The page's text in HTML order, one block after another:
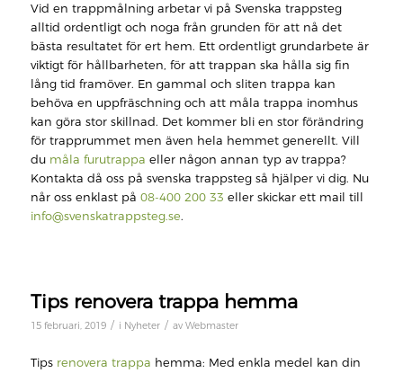
Vid en trappmålning arbetar vi på Svenska trappsteg
alltid ordentligt och noga från grunden för att nå det
bästa resultatet för ert hem. Ett ordentligt grundarbete är
viktigt för hållbarheten, för att trappan ska hålla sig fin
lång tid framöver. En gammal och sliten trappa kan
behöva en uppfräschning och att måla trappa inomhus
kan göra stor skillnad. Det kommer bli en stor förändring
för trapprummet men även hela hemmet generellt. Vill
du måla furutrappa eller någon annan typ av trappa?
Kontakta då oss på svenska trappsteg så hjälper vi dig. Nu
når oss enklast på 08-400 200 33 eller skickar ett mail till
info@svenskatrappsteg.se.
Tips renovera trappa hemma
15 februari, 2019 / i Nyheter / av Webmaster
Tips renovera trappa hemma: Med enkla medel kan din